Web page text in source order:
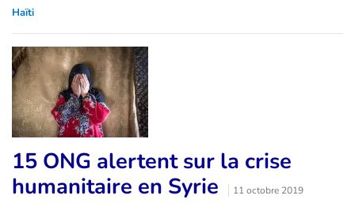
Haïti
15 ONG alertent sur la crise
humanitaire en Syrie
11 octobre 2019